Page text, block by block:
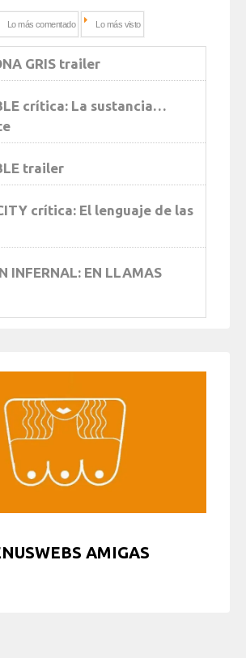
Lo más comentado Lo más visto
GRIS trailer
crítica: La sustancia…
trailer
crítica: El lenguaje de las
INFERNAL: EN LLAMAS
AMIGAS